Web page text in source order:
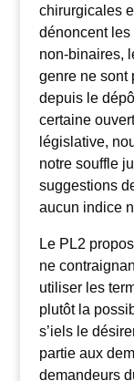
chirurgicales
dénoncent les
non-binaires,
genre ne sont
depuis le
certaine
législative,
notre souffle
suggestions
aucun indice
Le PL2
ne
utiliser les
plutôt la
s’iels le
partie aux
demandeurs